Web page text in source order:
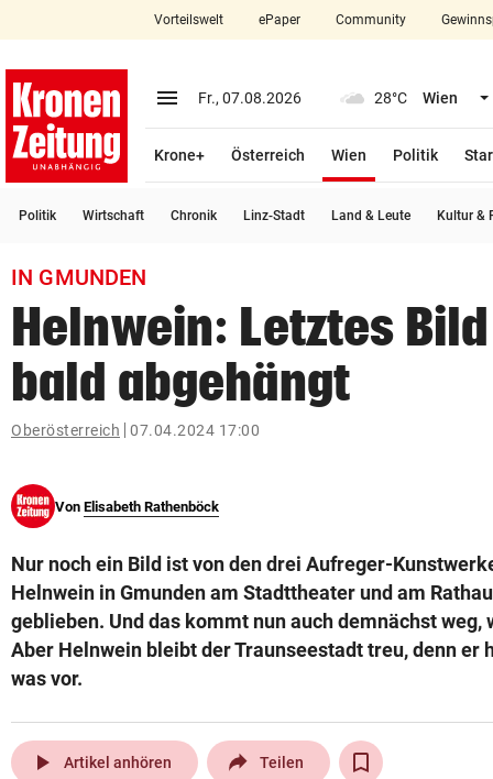
closeSchließen
account_circle Anmelden
arrow_right
bookmark
search
Suchbegriff
eingeben
© Krone Multimedia GmbH & Co KG 2026
Vorteilswelt ePaper Community
menu Menü aufklappen
Fr., 07.08.2026 28°C Wien
Krone+ Österreich Wien
Politik
Politik Wirtschaft Chronik Linz-Stadt Land & Leute Kultur &
IN GMUNDEN
Helnwein: Letztes
bald abgehängt
Oberösterreich 07.04.2024 17:00
Von Elisabeth Rathenböck
Nur noch ein Bild ist von den drei Aufreger-
Helnwein in Gmunden am Stadttheater und am
geblieben. Und das kommt nun auch demnächst weg,
Aber Helnwein bleibt der Traunseestadt treu, denn er
was vor.
play_arrow Artikel anhören Teilen